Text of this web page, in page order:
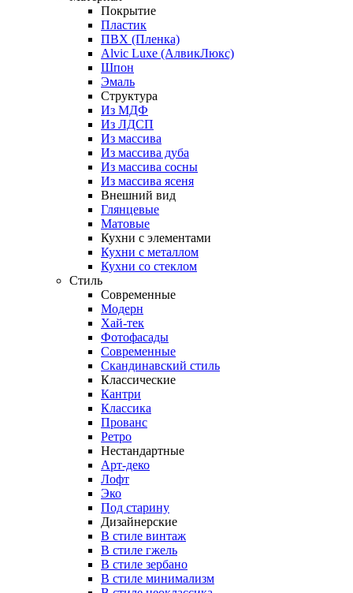
Покрытие
Пластик
ПВХ (Пленка)
Alvic Luxe (АлвикЛюкс)
Шпон
Эмаль
Структура
Из МДФ
Из ЛДСП
Из массива
Из массива дуба
Из массива сосны
Из массива ясеня
Внешний вид
Глянцевые
Матовые
Кухни с элементами
Кухни с металлом
Кухни со стеклом
Стиль
Современные
Модерн
Хай-тек
Фотофасады
Современные
Скандинавский стиль
Классические
Кантри
Классика
Прованс
Ретро
Нестандартные
Арт-деко
Лофт
Эко
Под старину
Дизайнерские
В стиле винтаж
В стиле гжель
В стиле зербано
В стиле минимализм